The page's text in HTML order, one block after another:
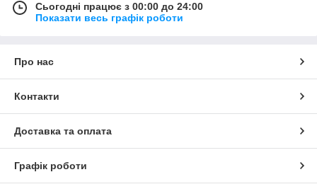
Сьогодні працює з 00:00 до 24:00
Показати весь графік роботи
Про нас
Контакти
Доставка та оплата
Графік роботи